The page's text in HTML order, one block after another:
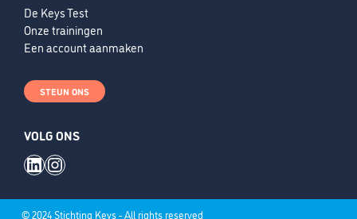
De Keys Test
Onze trainingen
Een account aanmaken
STEUN ONS
VOLG ONS
LinkedIn
Instagram
© 2024 Stichting Keys - All rights reserved